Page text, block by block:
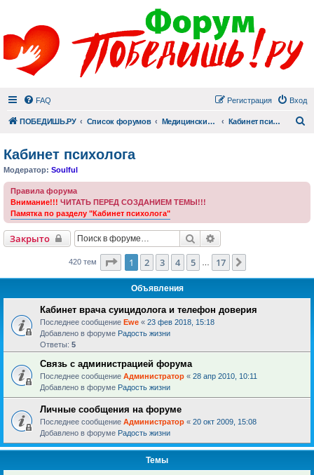
FAQ Вход
Регистрация
ПОБЕДИШЬ.РУ Список форумов Медицинский раздел Кабинет психолога
Кабинет психолога
Модератор: Soulful
Правила форума
Внимание!!! ЧИТАТЬ ПЕРЕД СОЗДАНИЕМ ТЕМЫ!!!
Памятка по разделу "Кабинет психолога"
Закрыто Поиск
420 тем Страница из 17
1 2 3 4 5 17
Объявления
Кабинет врача суицидолога и телефон доверия
Последнее сообщение Ewe « 23 фев 2018, 15:18
Добавлено в форуме Радость жизни
Ответы: 5
Связь с администрацией форума
Последнее сообщение Администратор « 28 апр 2010, 10:11
Добавлено в форуме Радость жизни
Личные сообщения на форуме
Последнее сообщение Администратор « 20 окт 2009, 15:08
Добавлено в форуме Радость жизни
Темы